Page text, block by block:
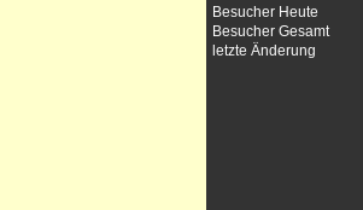
Besucher Heute
Besucher Gesamt
letzte Änderung